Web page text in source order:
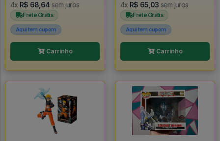
4x R$ 68,64 sem juros
Frete Grátis
Aqui tem cupom
Carrinho
4x R$ 65,03 sem juros
Frete Grátis
Aqui tem cupom
Carrinho